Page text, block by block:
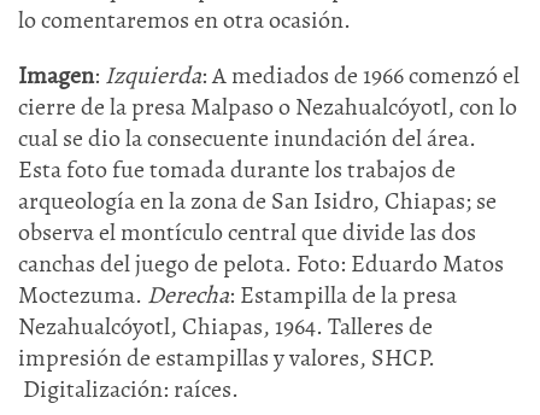
lo comentaremos en otra ocasión.
Imagen: Izquierda: A mediados de 1966 comenzó el
cierre de la presa Malpaso o Nezahualcóyotl, con lo
cual se dio la consecuente inundación del área.
Esta foto fue tomada durante los trabajos de
arqueología en la zona de San Isidro, Chiapas; se
observa el montículo central que divide las dos
canchas del juego de pelota. Foto: Eduardo Matos
Moctezuma. Derecha: Estampilla de la presa
Nezahualcóyotl, Chiapas, 1964. Talleres de
impresión de estampillas y valores, SHCP.
Digitalización: raíces.